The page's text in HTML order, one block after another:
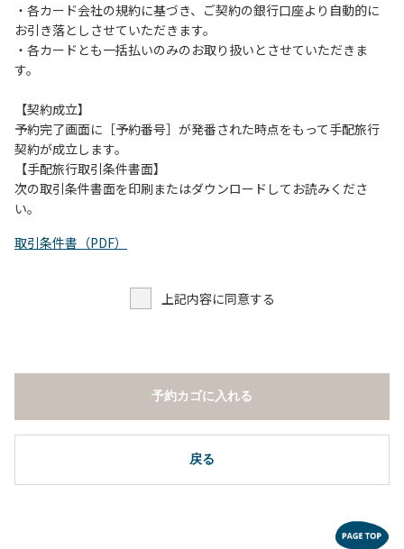
・各カード会社の規約に基づき、ご契約の銀行口座より自動的に
お引き落としさせていただきます。
・各カードとも一括払いのみのお取り扱いとさせていただきま
す。
【契約成立】
予約完了画面に［予約番号］が発番された時点をもって手配旅行
契約が成立します。
【手配旅行取引条件書面】
次の取引条件書面を印刷またはダウンロードしてお読みくださ
い。
取引条件書（PDF）
上記内容に同意する
戻る
予約カゴに入れる